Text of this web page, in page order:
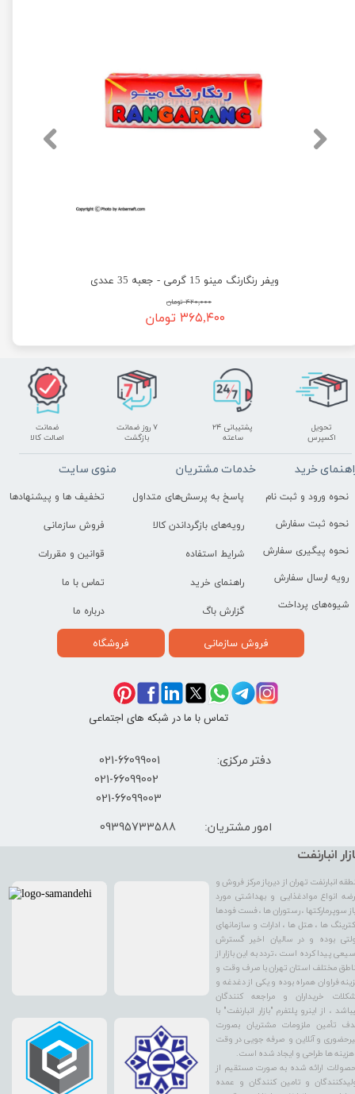
ویفر رنگارنگ مینو 15 گرمی - جعبه 35 عددی
۴۲۰,۰۰۰ تومان
۳۶۵,۴۰۰ تومان
انبارنفت
انبارنفت تهران از دیرباز مرکز فروش و
انواع موادغذایی و بهداشتی مورد
سوپرمارکتها ، رستوران ها ، فست فودها
ها ، هتل ها ، ادارات و سازمانهای
بوده و در سالیان اخیر گسترش
پیدا کرده است ، تردد به این بازار از
مختلف استان تهران با صرف وقت و
فراوان همراه بوده و یکی از دغدغه و
خریداران و مراجعه کنندگان
، از اینرو پلتفرم "بازار انبارنفت" با
تأمین ملزومات مشتریان بصورت
و آنلاین و صرفه جویی در وقت
ها طراحی و ایجاد شده است.
ارائه شده به صورت مستقیم از
و تامین کنندگان و عمده
تحویل
اکسپرس
پشتیبانی ۲۴
ساعته
۷ روز ضمانت
بازگشت
ضمانت
اصالت کالا
خرید
نحوه ورود و ثبت نام
نحوه ثبت سفارش
نحوه پیگیری سفارش
رویه ارسال سفارش
شیوه‌های پرداخت
خدمات مشتریان
پاسخ به پرسش‌های متداول
رویه‌های بازگرداندن کالا
شرایط استفاده
راهنمای خرید
گزارش باگ
منوی سایت
تخفیف ها و پیشنهادها
فروش سازمانی
قوانین و مقررات
تماس با ما
درباره ما
فروش سازمانی فروشگاه
دفتر مرکزی: 66099001-021
امور مشتریان:
​021-66099002
تماس با ما در شبکه های اجتماعی